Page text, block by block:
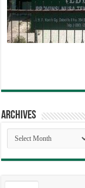
Archives
Archives